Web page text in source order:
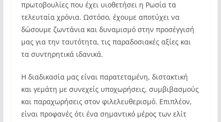
πρωτοβουλίες που έχει υιοθετήσει η Ρωσία τα
τελευταία χρόνια. Ωστόσο, έχουμε αποτύχει να
δώσουμε ζωντάνια και δυναμισμό στην προσέγγισή
μας για την ταυτότητα, τις παραδοσιακές αξίες και
τα συντηρητικά ιδανικά.
Η διαδικασία μας είναι παρατεταμένη, διστακτική
και γεμάτη με συνεχείς υποχωρήσεις, συμβιβασμούς
και παραχωρήσεις στον φιλελευθερισμό. Επιπλέον,
είναι προφανές ότι ένα σημαντικό μέρος των ελίτ